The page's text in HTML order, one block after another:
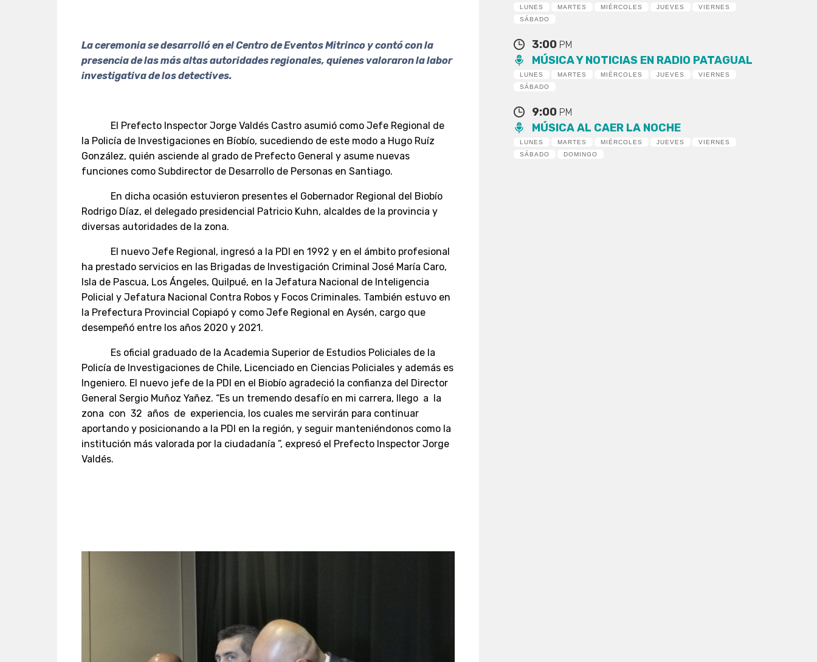
La ceremonia se desarrolló en el Centro de Eventos Mitrinco y contó con la
presencia de las más altas autoridades regionales, quienes valoraron la labor
investigativa de los detectives.
El Prefecto Inspector Jorge Valdés Castro asumió como Jefe Regional de
la Policía de Investigaciones en Bíobío, sucediendo de este modo a Hugo Ruíz
González, quién asciende al grado de Prefecto General y asume nuevas
funciones como Subdirector de Desarrollo de Personas en Santiago.
En dicha ocasión estuvieron presentes el Gobernador Regional del Biobío
Rodrigo Díaz, el delegado presidencial Patricio Kuhn, alcaldes de la provincia y
diversas autoridades de la zona.
El nuevo Jefe Regional, ingresó a la PDI en 1992 y en el ámbito profesional
ha prestado servicios en las Brigadas de Investigación Criminal José María Caro,
Isla de Pascua, Los Ángeles, Quilpué, en la Jefatura Nacional de Inteligencia
Policial y Jefatura Nacional Contra Robos y Focos Criminales. También estuvo en
la Prefectura Provincial Copiapó y como Jefe Regional en Aysén, cargo que
desempeñó entre los años 2020 y 2021.
Es oficial graduado de la Academia Superior de Estudios Policiales de la
Policía de Investigaciones de Chile, Licenciado en Ciencias Policiales y además es
Ingeniero. El nuevo jefe de la PDI en el Biobío agradeció la confianza del Director
General Sergio Muñoz Yañez. “Es un tremendo desafío en mi carrera, llego a la
zona con 32 años de experiencia, los cuales me servirán para continuar
aportando y posicionando a la PDI en la región, y seguir manteniéndonos como la
institución más valorada por la ciudadanía ”, expresó el Prefecto Inspector Jorge
Valdés.
LUNES MARTES MIÉRCOLES JUEVES
VIERNES
SÁBADO
3:00 PM
MÚSICA Y NOTICIAS EN RADIO PATAGUAL
LUNES MARTES MIÉRCOLES JUEVES
VIERNES
SÁBADO
9:00 PM
MÚSICA AL CAER LA NOCHE
LUNES MARTES MIÉRCOLES JUEVES
VIERNES
SÁBADO
DOMINGO